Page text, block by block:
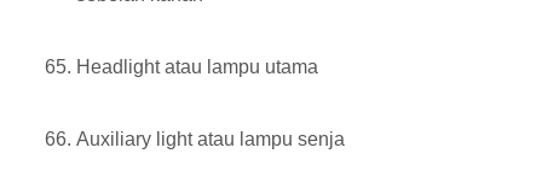
Headlight atau lampu utama
Auxiliary light atau lampu senja